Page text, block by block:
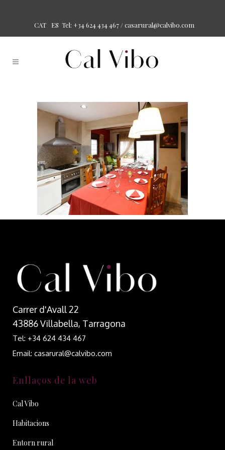
CAT ES Tel: +34 624 434 467 / casarural@calvibo.com
Carrer d'Avall 22
43886 Villabella, Tarragona
Tel: +34 624 434 467
Email: casarural@calvibo.com
Enllaços de la web
Cal Vibo
Habitacions
Entorn rural